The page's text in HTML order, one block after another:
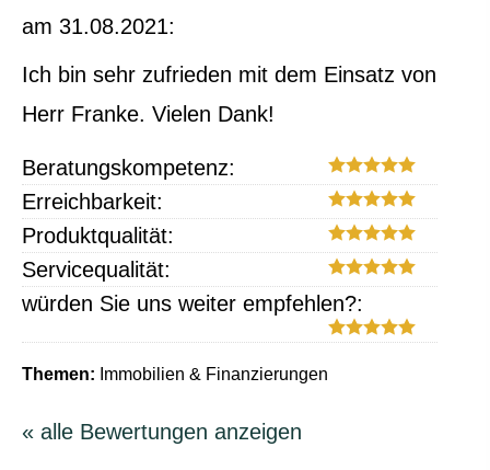
am 31.08.2021:
Ich bin sehr zufrieden mit dem Einsatz von
Herr Franke. Vielen Dank!
Beratungskompetenz:
Erreichbarkeit:
Produktqualität:
Servicequalität:
würden Sie uns weiter empfehlen?:
Themen: Immobilien & Finanzierungen
« alle Bewertungen anzeigen